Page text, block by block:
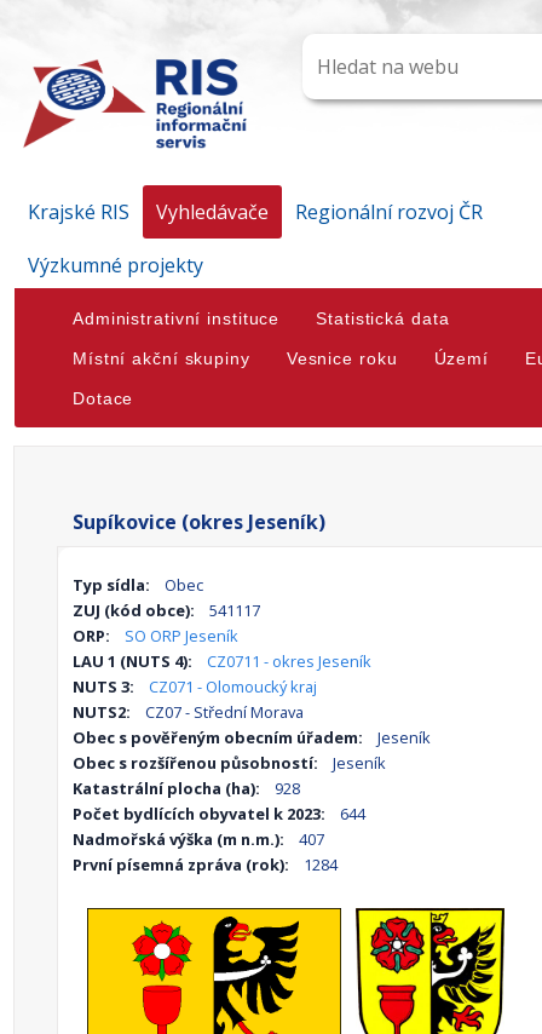
Krajské RIS Vyhledávače
Regionální rozvoj ČR
Výzkumné projekty
Administrativní instituce Statistická data
Místní akční skupiny Vesnice roku Území
Dotace
Supíkovice (okres Jeseník)
Typ sídla:
Obec
ZUJ (kód obce):
541117
ORP:
SO ORP Jeseník
LAU 1 (NUTS 4):
CZ0711 - okres Jeseník
NUTS 3:
CZ071 - Olomoucký kraj
NUTS2:
CZ07 - Střední Morava
Obec s pověřeným obecním úřadem:
Jeseník
Obec s rozšířenou působností:
Jeseník
Katastrální plocha (ha):
928
Počet bydlících obyvatel k 2023:
644
Nadmořská výška (m n.m.):
407
První písemná zpráva (rok):
1284